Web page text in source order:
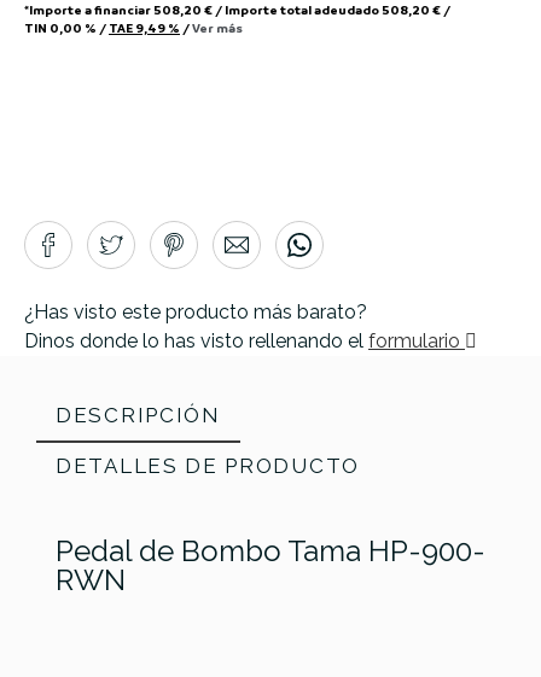
*Importe a financiar 508,20 € / Importe total adeudado 508,20 € /
TIN 0,00 % / TAE 9,49 % /Ver más
¿Has visto este producto más barato?
Dinos donde lo has visto rellenando el formulario
DESCRIPCIÓN
DETALLES DE PRODUCTO
Pedal de Bombo Tama HP-900-
RWN